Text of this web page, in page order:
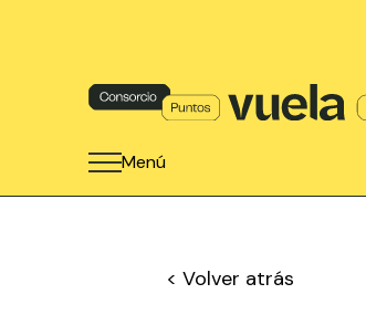
Menú
< Volver atrás